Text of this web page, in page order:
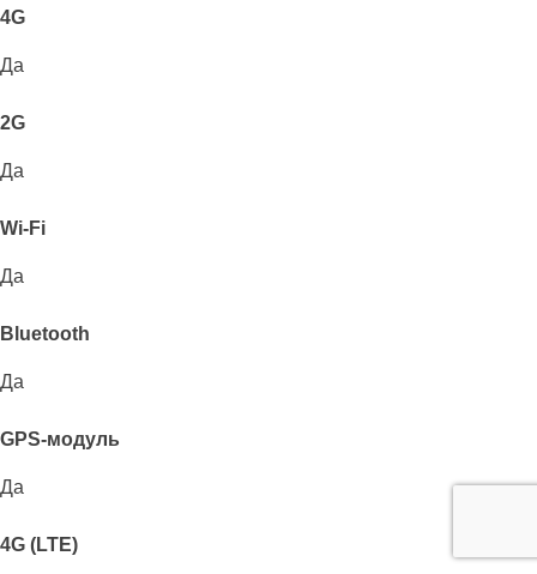
4G
Да
2G
Да
Wi-Fi
Да
Bluetooth
Да
GPS-модуль
Да
4G (LTE)